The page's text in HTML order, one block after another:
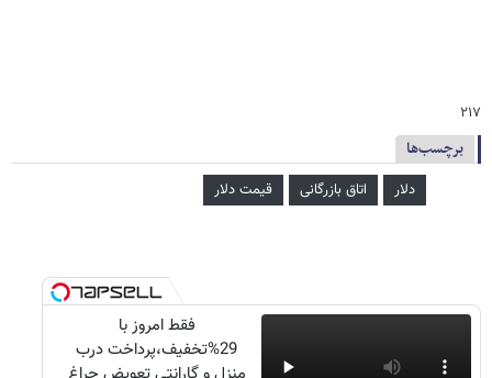
۲۱۷
برچسب‌ها
دلار اتاق بازرگانی قیمت دلار
فقط امروز با
29%تخفیف،پرداخت درب